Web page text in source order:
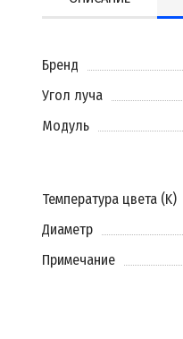
Бренд
Угол луча
Модуль
Температура цвета (K)
Диаметр
Примечание